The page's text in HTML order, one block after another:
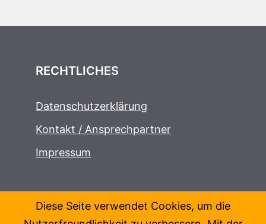
RECHTLICHES
Datenschutzerklärung
Kontakt / Ansprechpartner
Impressum
Diese Seite verwendet Cookies, um die